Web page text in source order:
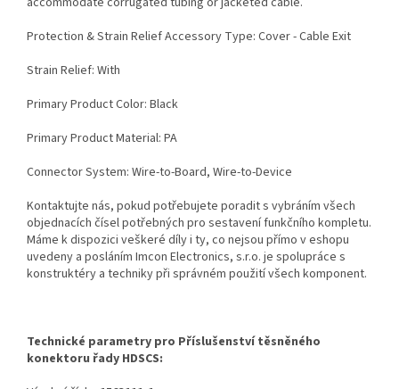
Protection & Strain Relief Accessory Type: Cover - Cable Exit
Strain Relief: With
Primary Product Color: Black
Primary Product Material: PA
Connector System: Wire-to-Board, Wire-to-Device
Kontaktujte nás, pokud potřebujete poradit s vybráním všech
objednacích čísel potřebných pro sestavení funkčního kompletu.
Máme k dispozici veškeré díly i ty, co nejsou přímo v eshopu
uvedeny a posláním Imcon Electronics, s.r.o. je spolupráce s
konstruktéry a techniky při správném použití všech komponent.
Technické parametry pro Příslušenství těsněného
konektoru řady HDSCS: